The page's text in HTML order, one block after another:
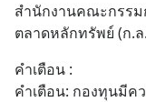
สำนักงานคณะกรร
ตลาดหลักทรัพย์ (ก.ล
คำเตือน :
คำเตือน: กองทุนมีค